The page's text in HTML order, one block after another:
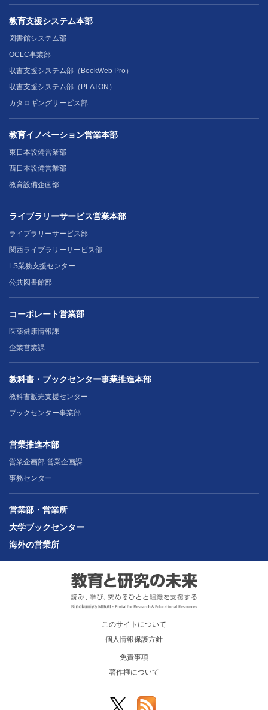
教育支援システム本部
図書館システム部
OCLC事業部
収書支援システム部（BookWeb Pro）
収書支援システム部（PLATON）
カタロギングサービス部
教育イノベーション営業本部
東日本設備営業部
西日本設備営業部
教育設備企画部
ライブラリーサービス営業本部
ライブラリーサービス部
関西ライブラリーサービス部
LS業務支援センター
公共図書館部
コーポレート営業部
医薬健康情報課
企業営業課
教科書・ブックセンター事業推進本部
教科書販売支援センター
ブックセンター事業部
営業推進本部
営業企画部 営業企画課
事務センター
営業部・営業所
大学ブックセンター
海外の営業所
このサイトについて
個人情報保護方針
免責事項
著作権について